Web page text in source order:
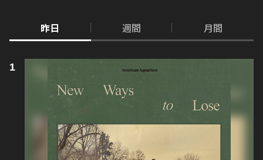
昨日 週間 月間